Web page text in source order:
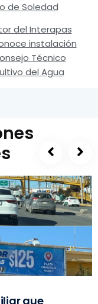
de Soledad
del Interapas
instalación
Técnico
del Agua
que